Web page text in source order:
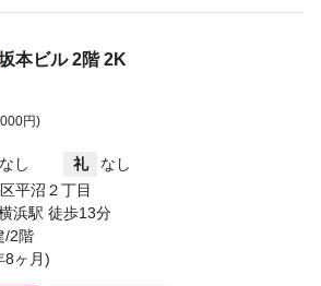
本ビル 2階 2K
円)
なし 礼
なし
平沼２丁目
浜駅 徒歩13分
/2階
8ヶ月)